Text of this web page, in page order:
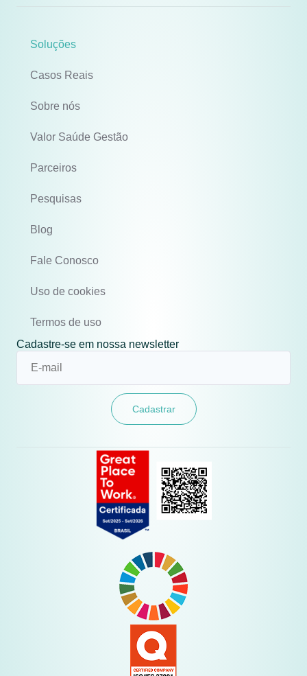
Soluções
Casos Reais
Sobre nós
Valor Saúde Gestão
Parceiros
Pesquisas
Blog
Fale Conosco
Uso de cookies
Termos de uso
Cadastre-se em nossa newsletter
Cadastrar